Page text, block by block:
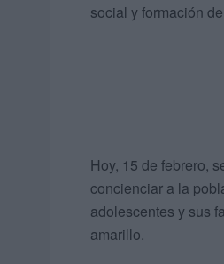
social y formación
Hoy, 15 de febrero,
concienciar a la
adolescentes y sus
amarillo.